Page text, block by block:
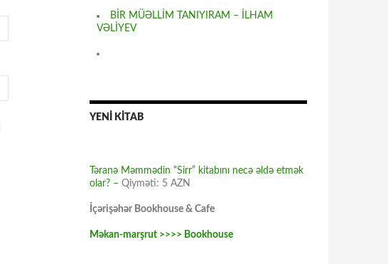
BİR MÜƏLLİM TANIYIRAM – İLHAM
VƏLİYEV
YENİ KİTAB
Təranə Məmmədin “Sirr” kitabını necə əldə etmək
olar? – Qiyməti: 5 AZN
İçərişəhər Bookhouse & Cafe
Məkan-marşrut >>>> Bookhouse